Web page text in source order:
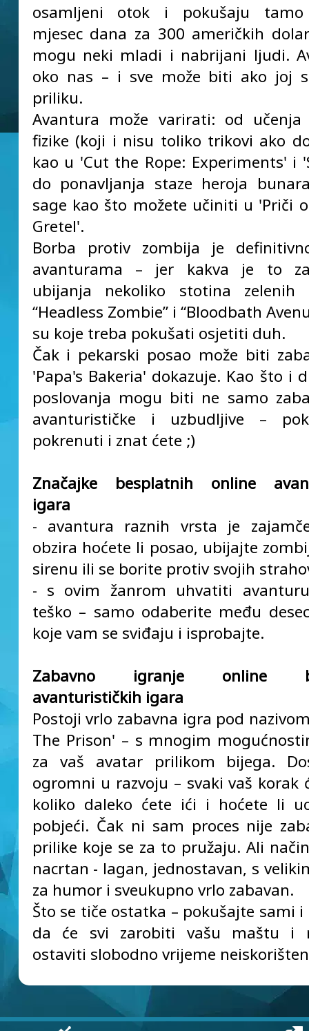
osamljeni otok i pokušaju tamo
mjesec dana za 300 američkih
mogu neki mladi i nabrijani ljudi.
oko nas – i sve može biti ako joj
priliku.
Avantura može varirati: od
fizike (koji i nisu toliko trikovi ako
kao u 'Cut the Rope: Experiments' i
do ponavljanja staze heroja
sage kao što možete učiniti u 'Priči
Gretel'.
Borba protiv zombija je
avanturama – jer kakva je to
ubijanja nekoliko stotina zelenih
“Headless Zombie” i “Bloodbath
su koje treba pokušati osjetiti duh.
Čak i pekarski posao može biti
'Papa's Bakeria' dokazuje. Kao što i
poslovanja mogu biti ne samo
avanturističke i uzbudljive –
pokrenuti i znat ćete ;)
Značajke besplatnih online
igara
- avantura raznih vrsta je
obzira hoćete li posao, ubijajte
sirenu ili se borite protiv svojih
- s ovim žanrom uhvatiti
teško – samo odaberite među
koje vam se sviđaju i isprobajte.
Zabavno igranje online
avanturističkih igara
Postoji vrlo zabavna igra pod
The Prison' – s mnogim
za vaš avatar prilikom bijega.
ogromni u razvoju – svaki vaš korak
koliko daleko ćete ići i hoćete li
pobjeći. Čak ni sam proces nije
prilike koje se za to pružaju. Ali
nacrtan - lagan, jednostavan, s
za humor i sveukupno vrlo zabavan.
Što se tiče ostatka – pokušajte sami
da će svi zarobiti vašu maštu i
ostaviti slobodno vrijeme